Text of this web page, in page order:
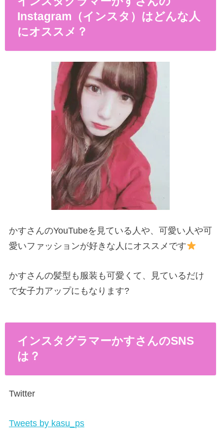
Instagram （インスタ）はどんな人
にオススメ？
かすさんのYouTubeを見ている人や、可愛い人や可
愛いファッションが好きな人にオススメです
かすさんの髪型も服装も可愛くて、見ているだけ
で女子力アップにもなります?
インスタグラマーかすさんのSNS
は？
Twitter
Tweets by kasu_ps